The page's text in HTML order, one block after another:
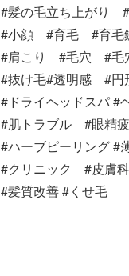
#髪の毛立ち上がり
#小顔 #育毛 #育毛
#肩こり #毛穴 #毛
#抜け毛#透明感 #円
#ドライヘッドスパ #
#肌トラブル #眼精
#ハーブピーリング
#クリニック #皮膚
#髪質改善 #くせ毛